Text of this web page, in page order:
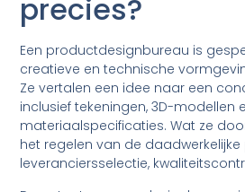
precies?
Een productdesignbureau is
creatieve en technische
Ze vertalen een idee naar een
inclusief tekeningen, 3D-modellen
materiaalspecificaties. Wat ze
het regelen van de
leveranciersselectie,